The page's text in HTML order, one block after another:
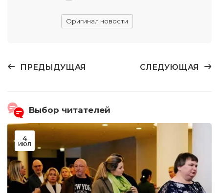
Оригинал новости
ПРЕДЫДУЩАЯ СЛЕДУЮЩАЯ
Выбор читателей
4
ИЮЛ